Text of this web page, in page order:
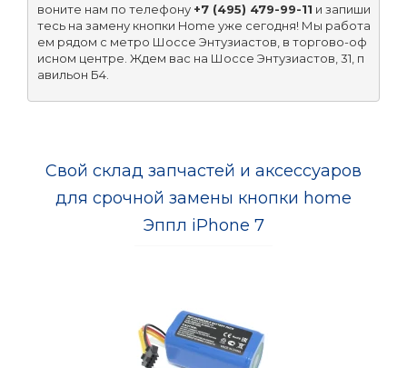
воните нам по телефону +7 (495) 479-99-11 и запиши
тесь на замену кнопки Home уже сегодня! Мы работа
ем рядом с метро Шоссе Энтузиастов, в торгово-оф
исном центре. Ждем вас на Шоссе Энтузиастов, 31, п
авильон Б4.
Свой склад запчастей и аксессуаров
для срочной замены кнопки home
Эппл iPhone 7